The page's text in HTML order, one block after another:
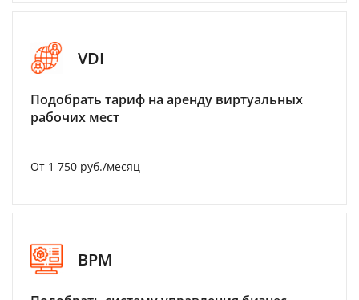
VDI
Подобрать тариф на аренду виртуальных
рабочих мест
От 1 750 руб./месяц
BPM